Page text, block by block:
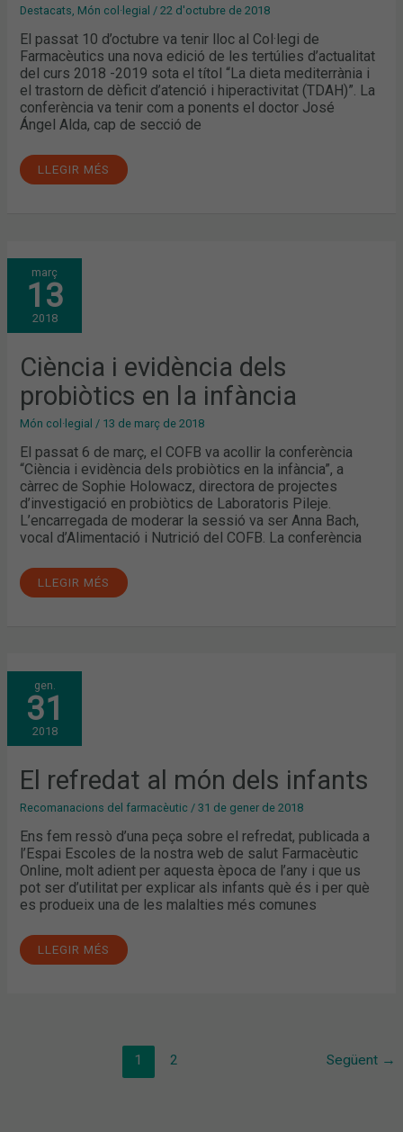
Destacats, Món col·legial /22 d'octubre de 2018
El passat 10 d’octubre va tenir lloc al Col·legi de
Farmacèutics una nova edició de les tertúlies d’actualitat
del curs 2018 -2019 sota el títol “La dieta mediterrània i
el trastorn de dèficit d’atenció i hiperactivitat (TDAH)”. La
conferència va tenir com a ponents el doctor José
Ángel Alda, cap de secció de
LLEGIR MÉS
març
13
2018
Ciència i evidència dels
probiòtics en la infància
Món col·legial / 13 de març de 2018
El passat 6 de març, el COFB va acollir la conferència
“Ciència i evidència dels probiòtics en la infància”, a
càrrec de Sophie Holowacz, directora de projectes
d’investigació en probiòtics de Laboratoris Pileje.
L’encarregada de moderar la sessió va ser Anna Bach,
vocal d’Alimentació i Nutrició del COFB. La conferència
CIÈNCIA
I
EVIDÈNCIA
DELS
PROBIÒTICS
EN
LA
LLEGIR MÉS
gen.
31
2018
El refredat al món dels infants
Recomanacions del farmacèutic /31 de gener de 2018
Ens fem ressò d’una peça sobre el refredat, publicada a
l’Espai Escoles de la nostra web de salut Farmacèutic
Online, molt adient per aquesta època de l’any i que us
pot ser d’utilitat per explicar als infants què és i per què
es produeix una de les malalties més comunes
EL
REFREDAT
AL
MÓN
DELS
INFANTS
LLEGIR MÉS
1 2 Següent →